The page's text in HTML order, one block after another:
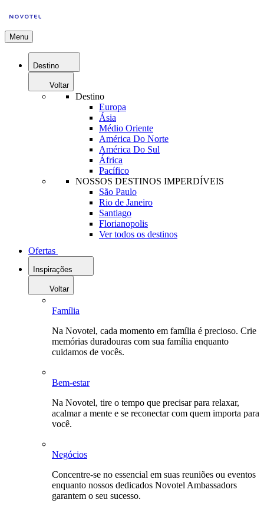
Menu
Destino
Voltar
Destino
Europa
Ásia
Médio Oriente
América Do Norte
América Do Sul
África
Pacífico
NOSSOS DESTINOS IMPERDÍVEIS
São Paulo
Rio de Janeiro
Santiago
Florianopolis
Ver todos os destinos
Ofertas
Inspirações
Voltar
Família
Na Novotel, cada momento em família é precioso. Crie
memórias duradouras com sua família enquanto
cuidamos de vocês.
Bem-estar
Na Novotel, tire o tempo que precisar para relaxar,
acalmar a mente e se reconectar com quem importa para
você.
Negócios
Concentre-se no essencial em suas reuniões ou eventos
enquanto nossos dedicados Novotel Ambassadors
garantem o seu sucesso.